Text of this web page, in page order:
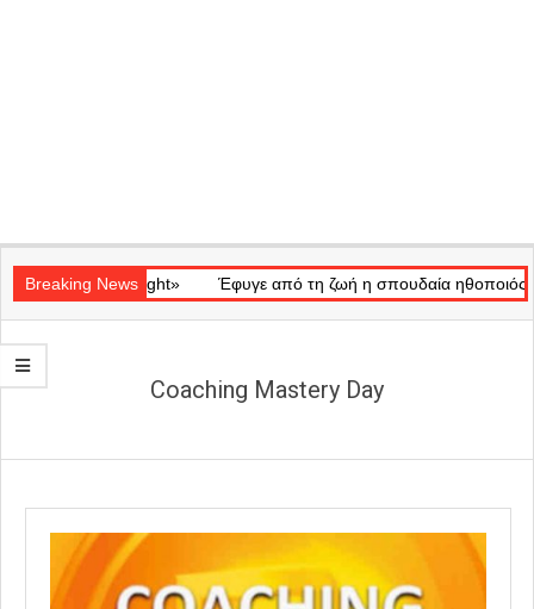
Navigation
Menu
Breaking News
«Ray of Light» Έφυγε από τη ζωή η σπουδαία ηθοποιός Μάρω
Coaching Mastery Day